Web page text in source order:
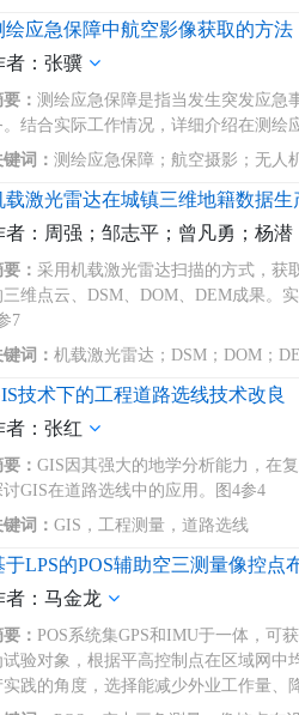
绘应急保障中航空影像获取的方法
者：张骥
： 测绘应急保障是指当发生突发应急
。结合实际工作情况，详细介绍在测绘
词： 测绘应急保障；航空摄影；无人
载激光雷达在城镇三维地籍数据生
者：周强；邹志平；曾凡勇；杨潜
： 采用机载激光雷达扫描的方式，获
三维点云、DSM、DOM、DEM成果。
7
词： 机载激光雷达；DSM；DOM；
技术下的工程道路选线技术改良
者：张红
： GIS因其强大的地学分析能力，在
讨GIS在道路选线中的应用。图4参4
词： GIS，工程测量，道路选线
于LPS的POS辅助空三测量像控点
者：马金龙
： POS系统集GPS和IMU于一体，可
试验对象，根据平高控制点在区域网中
实践的角度，选择能减少外业工作量、